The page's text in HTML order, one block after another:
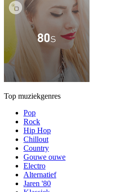
Top muziekgenres
Pop
Rock
Hip Hop
Chillout
Country
Gouwe ouwe
Electro
Alternatief
Jaren '80